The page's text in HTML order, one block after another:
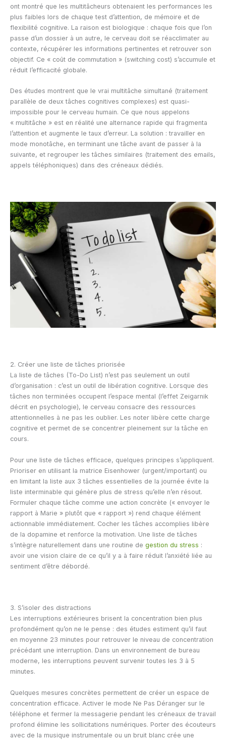
ont montré que les multitâcheurs obtenaient les performances les
plus faibles lors de chaque test d’attention, de mémoire et de
flexibilité cognitive. La raison est biologique : chaque fois que l’on
passe d’un dossier à un autre, le cerveau doit se réacclimater au
contexte, récupérer les informations pertinentes et retrouver son
objectif. Ce « coût de commutation » (switching cost) s’accumule et
réduit l’efficacité globale.
Des études montrent que le vrai multitâche simultané (traitement
parallèle de deux tâches cognitives complexes) est quasi-
impossible pour le cerveau humain. Ce que nous appelons
« multitâche » est en réalité une alternance rapide qui fragmenta
l’attention et augmente le taux d’erreur. La solution : travailler en
mode monotâche, en terminant une tâche avant de passer à la
suivante, et regrouper les tâches similaires (traitement des emails,
appels téléphoniques) dans des créneaux dédiés.
2. Créer une liste de tâches priorisée
La liste de tâches (To-Do List) n’est pas seulement un outil
d’organisation : c’est un outil de libération cognitive. Lorsque des
tâches non terminées occupent l’espace mental (l’effet Zeigarnik
décrit en psychologie), le cerveau consacre des ressources
attentionnelles à ne pas les oublier. Les noter libère cette charge
cognitive et permet de se concentrer pleinement sur la tâche en
cours.
Pour une liste de tâches efficace, quelques principes s’appliquent.
Prioriser en utilisant la matrice Eisenhower (urgent/important) ou
en limitant la liste aux 3 tâches essentielles de la journée évite la
liste interminable qui génère plus de stress qu’elle n’en résout.
Formuler chaque tâche comme une action concrète (« envoyer le
rapport à Marie » plutôt que « rapport ») rend chaque élément
actionnable immédiatement. Cocher les tâches accomplies libère
de la dopamine et renforce la motivation. Une liste de tâches
s’intègre naturellement dans une routine de gestion du stress :
avoir une vision claire de ce qu’il y a à faire réduit l’anxiété liée au
sentiment d’être débordé.
3. S’isoler des distractions
Les interruptions extérieures brisent la concentration bien plus
profondément qu’on ne le pense : des études estiment qu’il faut
en moyenne 23 minutes pour retrouver le niveau de concentration
précédant une interruption. Dans un environnement de bureau
moderne, les interruptions peuvent survenir toutes les 3 à 5
minutes.
Quelques mesures concrètes permettent de créer un espace de
concentration efficace. Activer le mode Ne Pas Déranger sur le
téléphone et fermer la messagerie pendant les créneaux de travail
profond élimine les sollicitations numériques. Porter des écouteurs
avec de la musique instrumentale ou un bruit blanc crée une